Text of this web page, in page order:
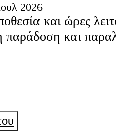
2026
και ώρες
παράδοση και